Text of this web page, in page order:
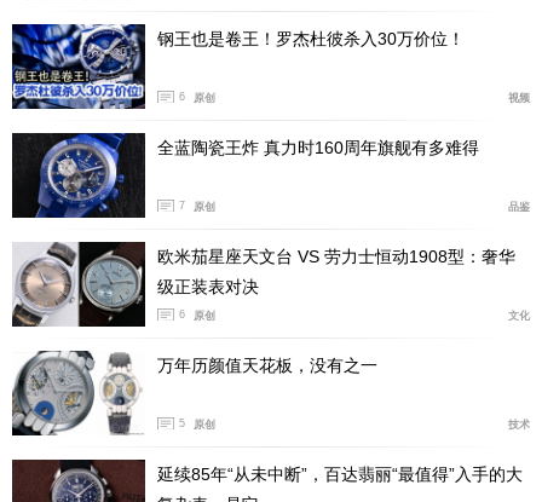
钢王也是卷王！罗杰杜彼杀入30万价位！
6 原创 视频
全蓝陶瓷王炸 真力时160周年旗舰有多难得
7 原创 品鉴
欧米茄星座天文台 VS 劳力士恒动1908型：奢华
级正装表对决
6 原创 文化
万年历颜值天花板，没有之一
5 原创 技术
延续85年“从未中断”，百达翡丽“最值得”入手的大